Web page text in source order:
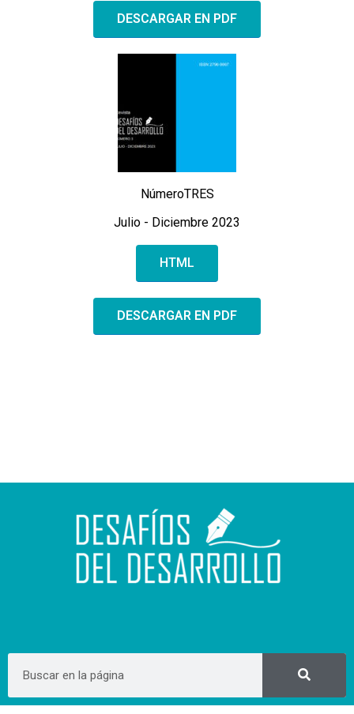
DESCARGAR EN PDF
NúmeroTRES
Julio - Diciembre 2023
HTML
DESCARGAR EN PDF